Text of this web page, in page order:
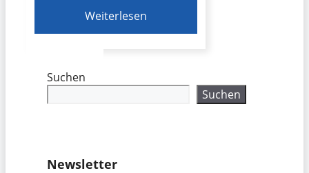
Weiterlesen
Suchen
Suchen
Newsletter